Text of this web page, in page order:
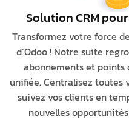
Solution CRM
Transformez votre force
d’Odoo ! Notre suite
abonnements et points
unifiée. Centralisez
suivez vos clients en
nouvelles